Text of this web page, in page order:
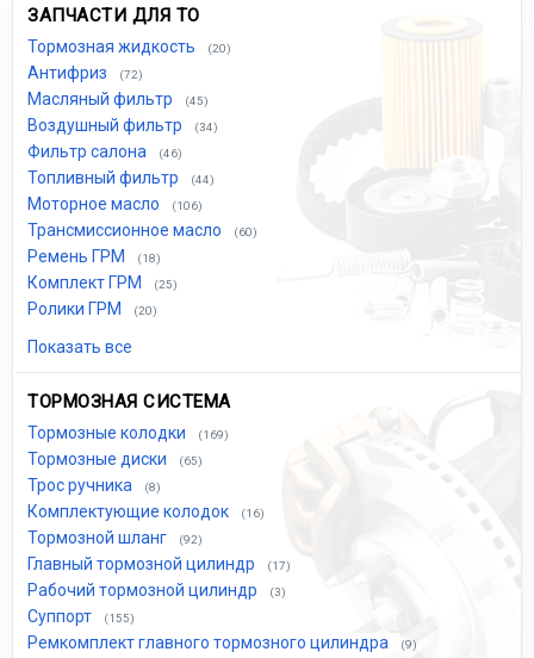
ЗАПЧАСТИ ДЛЯ ТО
Тормозная жидкость (20)
Антифриз (72)
Масляный фильтр (45)
Воздушный фильтр (34)
Фильтр салона (46)
Топливный фильтр (44)
Моторное масло (106)
Трансмиссионное масло (60)
Ремень ГРМ (18)
Комплект ГРМ (25)
Ролики ГРМ (20)
Показать все
ТОРМОЗНАЯ СИСТЕМА
Тормозные колодки (169)
Тормозные диски (65)
Трос ручника (8)
Комплектующие колодок (16)
Тормозной шланг (92)
Главный тормозной цилиндр (17)
Рабочий тормозной цилиндр (3)
Суппорт (155)
Ремкомплект главного тормозного цилиндра (9)